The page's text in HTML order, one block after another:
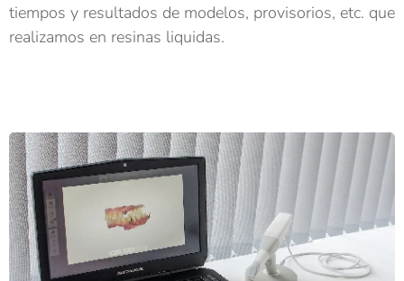
tiempos y resultados de modelos, provisorios, etc. que
realizamos en resinas liquidas.